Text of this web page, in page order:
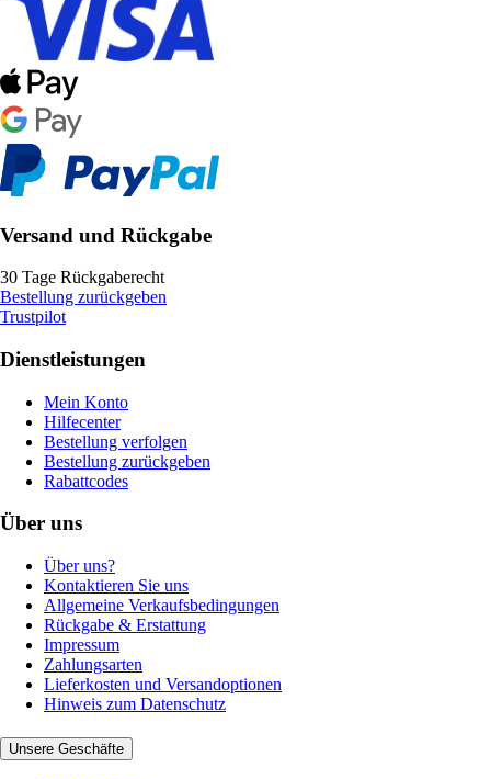
Versand und Rückgabe
30 Tage Rückgaberecht
Bestellung zurückgeben
Trustpilot
Dienstleistungen
Mein Konto
Hilfecenter
Bestellung verfolgen
Bestellung zurückgeben
Rabattcodes
Über uns
Über uns?
Kontaktieren Sie uns
Allgemeine Verkaufsbedingungen
Rückgabe & Erstattung
Impressum
Zahlungsarten
Lieferkosten und Versandoptionen
Hinweis zum Datenschutz
Unsere Geschäfte